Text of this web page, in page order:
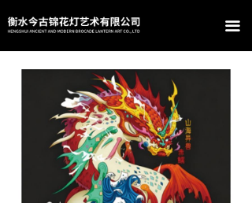
끀
首页
关于我们
案例展示
新闻资讯
联系我们